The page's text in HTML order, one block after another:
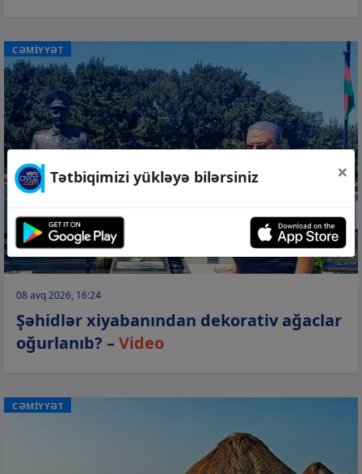
CƏMİYYƏT
08 avq 2026, 16:24
Şəhidlər xiyabanından dekorativ ağaclar
oğurlanıb? –Video
CƏMİYYƏT
Tətbiqimizi yükləyə bilərsiniz ×